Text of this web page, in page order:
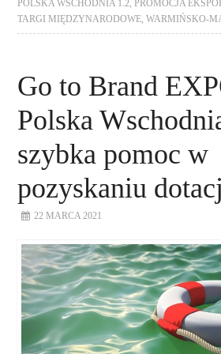
POLSKA WSCHODNIA 1.2 ,PROMOCJA
TARGI MIĘDZYNARODOWE ,WARMIŃSKO-
Go to Brand
Polska
szybka pomoc w
pozyskaniu
22 MARCA 2021